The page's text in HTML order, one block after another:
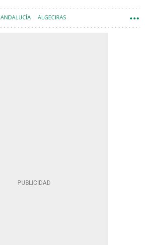
ANDALUCÍA ALGECIRAS